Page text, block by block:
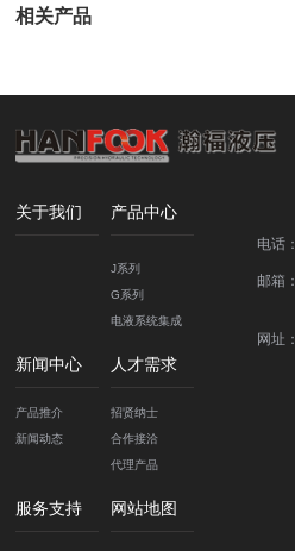
相关产品
关于我们 产品中心
J系列
G系列
电液系统集成
伺服单元
新闻中心
产品推介
新闻动态
人才需求
招贤纳士
合作接洽
代理产品
服务支持 网站地图
电话：
邮箱：
网址：